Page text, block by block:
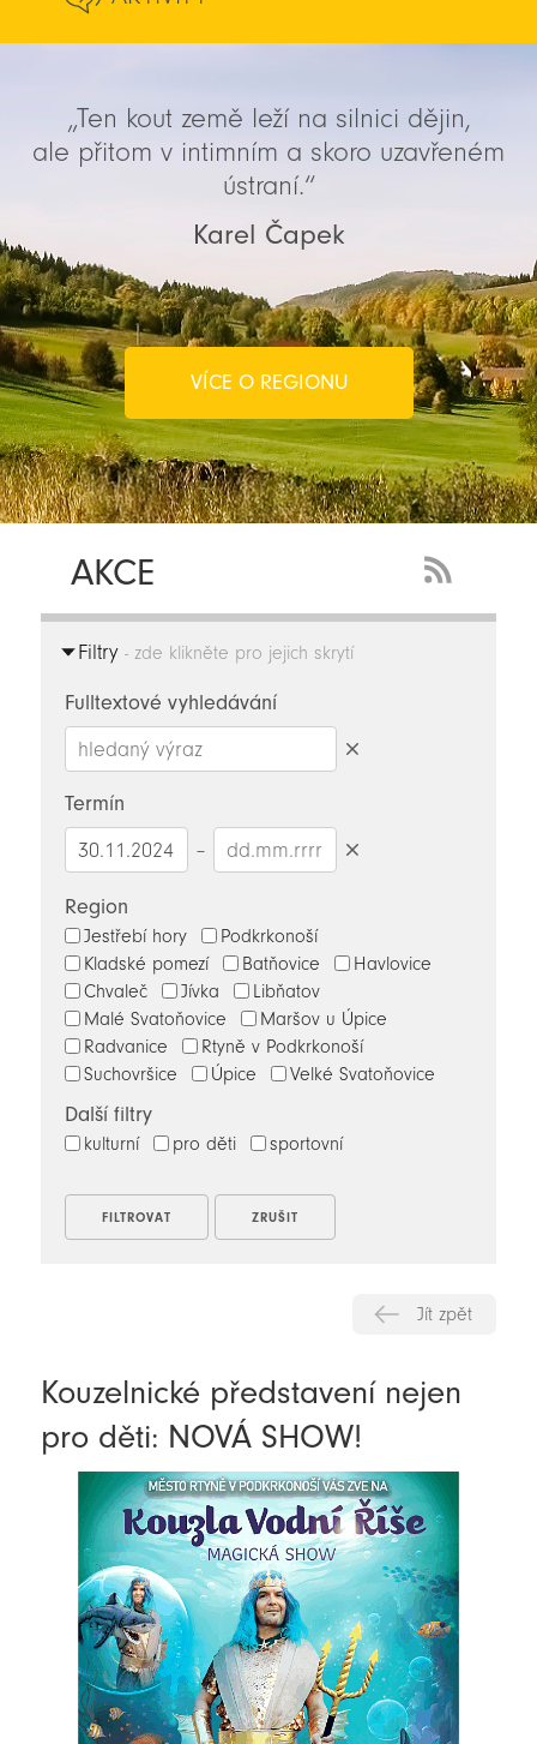
„Ten kout země leží na silnici dějin,
ale přitom v intimním a skoro uzavřeném
ústraní.“
Karel Čapek
VÍCE O REGIONU
AKCE
Feed
Filtry- zde klikněte pro jejich skrytí
Fulltextové vyhledávání
Termín
–
Region
Jestřebí hory
Podkrkonoší
Kladské pomezí
Batňovice
Havlovice
Chvaleč
Jívka
Libňatov
Malé Svatoňovice
Maršov u Úpice
Radvanice
Rtyně v Podkrkonoší
Suchovršice
Úpice Velké Svatoňovice
Další filtry
kulturní pro děti sportovní
Jít zpět
Kouzelnické představení nejen
pro děti: NOVÁ SHOW!